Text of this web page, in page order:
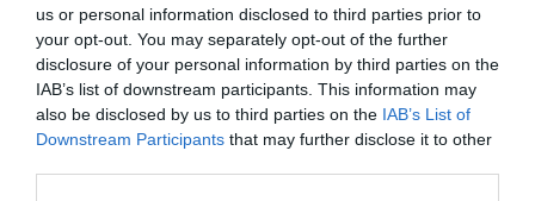
us or personal information disclosed to third parties prior to
your opt-out. You may separately opt-out of the further
disclosure of your personal information by third parties on the
IAB’s list of downstream participants. This information may
also be disclosed by us to third parties on the IAB’s List of
Downstream Participants that may further disclose it to other
”μικροπολιτικά” και την κακομοιριά και
κακεντρέχεια που διαβάζουμε στα σχόλια
κάποιων αναγνωστών. Δυστυχώς κάθε μικρός
τόπος συνοδεύεται από μεγάλα μίση.
Χριστός Ανέστη και καλή Πρωτομαγιά στους
απανταχού της γης ΑΝΔΡΙΩΤΕΣ &